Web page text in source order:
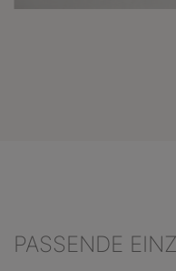
PASSENDE